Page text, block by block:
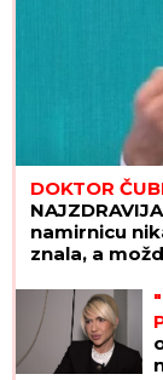
DOKTOR
namirnicu
znala, a